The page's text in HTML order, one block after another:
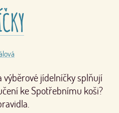
jídelníčky splňují
ke Spotřebnímu koši?